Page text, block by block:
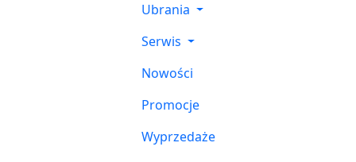
Ubrania
Serwis
Nowości
Promocje
Wyprzedaże